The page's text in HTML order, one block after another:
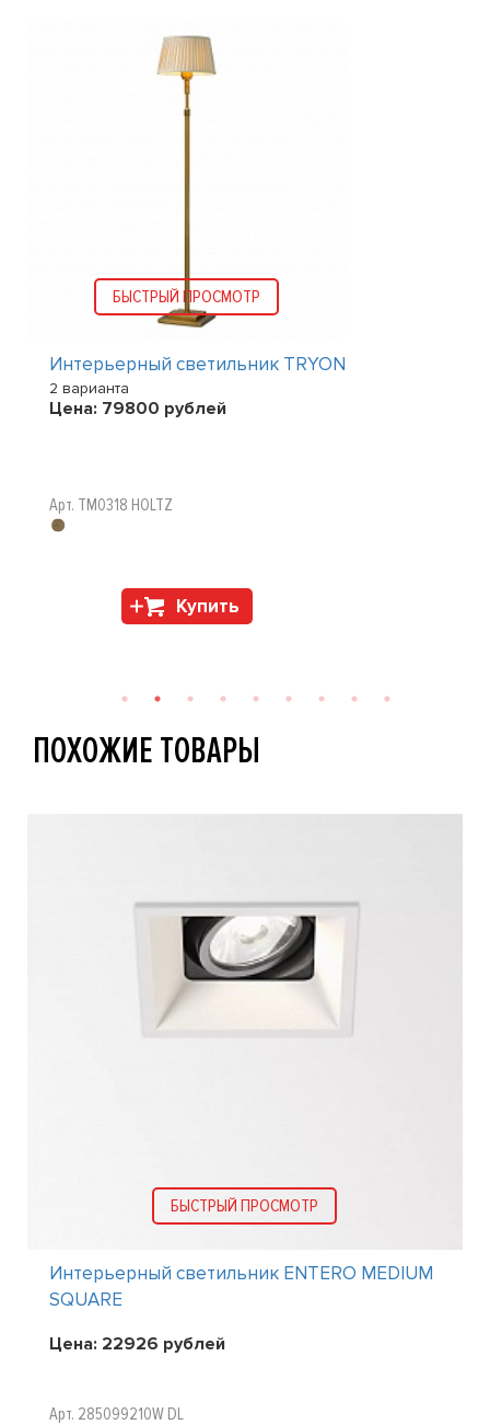
БЫСТРЫЙ ПРОСМОТР
Интерьерный светильник TRYON
2 варианта
Цена: 79800 рублей
Арт. TM0318 HOLTZ
Купить
ПОХОЖИЕ ТОВАРЫ
БЫСТРЫЙ ПРОСМОТР
Интерьерный светильник ENTERO MEDIUM
SQUARE
Цена: 22926 рублей
Арт. 285099210W DL